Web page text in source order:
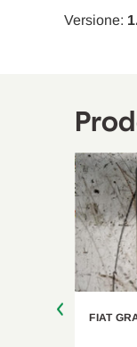
Versione:
FIAT